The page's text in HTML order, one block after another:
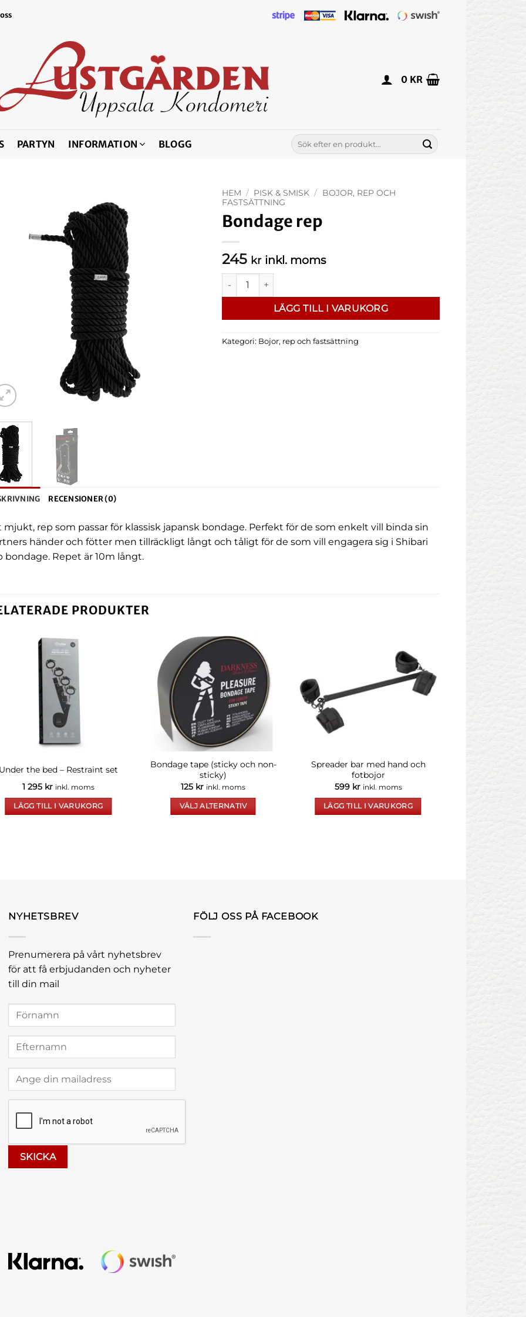
0 KR
PARTYN INFORMATION BLOGG
Sök
efter:
HEM / PISK & SMISK /
BOJOR, REP OCH
FASTSÄTTNING
Bondage rep
245 kr inkl. moms
Bondage rep mängd
LÄGG TILL I VARUKORG
Kategori: Bojor, rep och fastsättning
RECENSIONER (0)
mjukt, rep som passar för klassisk japansk bondage. Perfekt för de som enkelt vill binda sin
händer och fötter men tillräckligt långt och tåligt för de som vill engagera sig i Shibari
bondage. Repet är 10m långt.
PRODUKTER
Under the bed – Restraint set
1 295 kr inkl. moms
LÄGG TILL I VARUKORG
Bondage tape (sticky och non-
sticky)
125 kr inkl. moms
VÄLJ ALTERNATIV
olika
Spreader bar med hand och
fotbojor
599 kr inkl. moms
LÄGG TILL I VARUKORG
NYHETSBREV
Prenumerera på vårt nyhetsbrev
för att få erbjudanden och nyheter
till din mail
FÖLJ OSS PÅ FACEBOOK